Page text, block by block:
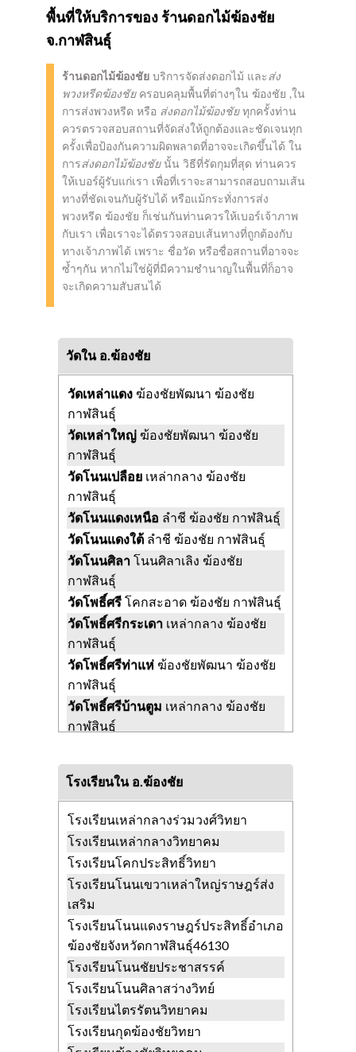
พื้นที่ให้บริการของ ร้านดอกไม้ฆ้องชัย
จ.กาฬสินธุ์
ร้านดอกไม้ฆ้องชัย บริการจัดส่งดอกไม้ และ ส่ง
พวงหรีดฆ้องชัยครอบคลุมพื้นที่ต่างๆใน ฆ้องชัย ,ใน
การส่งพวงหรีด หรือ ส่งดอกไม้ฆ้องชัยทุกครั้งท่าน
ควรตรวจสอบสถานที่จัดส่งให้ถูกต้องและชัดเจนทุก
ครั้งเพื่อป้องกันความผิดพลาดที่อาจจะเกิดขึ้นได้ ใน
การส่งดอกไม้ฆ้องชัยนั้น วิธีที่รัดกุมที่สุด ท่านควร
ให้เบอร์ผู้รับแก่เรา เพื่อที่เราจะสามารถสอบถามเส้น
ทางที่ชัดเจนกับผู้รับได้ หรือแม้กระทั่งการส่ง
พวงหรีด ฆ้องชัย ก็เช่นกันท่านควรให้เบอร์เจ้าภาพ
กับเรา เพื่อเราจะได้ตรวจสอบเส้นทางที่ถูกต้องกับ
ทางเจ้าภาพได้ เพราะ ชื่อวัด หรือชื่อสถานที่อาจจะ
ซ้ำๆกัน หากไม่ใช่ผู้ที่มีความชำนาญในพื้นที่ก็อาจ
จะเกิดความสับสนได้
วัดใน อ.ฆ้องชัย
วัดเหล่าแดง ฆ้องชัยพัฒนา ฆ้องชัย
กาฬสินธุ์
วัดเหล่าใหญ่ ฆ้องชัยพัฒนา ฆ้องชัย
กาฬสินธุ์
วัดโนนเปลือย เหล่ากลาง ฆ้องชัย
กาฬสินธุ์
วัดโนนแดงเหนือ ลำชี ฆ้องชัย กาฬสินธุ์
วัดโนนแดงใต้ ลำชี ฆ้องชัย กาฬสินธุ์
วัดโนนศิลา โนนศิลาเลิง ฆ้องชัย
กาฬสินธุ์
วัดโพธิ์ศรี โคกสะอาด ฆ้องชัย กาฬสินธุ์
วัดโพธิ์ศรีกระเดา เหล่ากลาง ฆ้องชัย
กาฬสินธุ์
วัดโพธิ์ศรีท่าแห่ ฆ้องชัยพัฒนา ฆ้องชัย
กาฬสินธุ์
วัดโพธิ์ศรีบ้านตูม เหล่ากลาง ฆ้องชัย
กาฬสินธุ์
กาฬสินธุ์
วัดโพธิ์ศรีสะอาดโคกสะอาด ฆ้องชัย
กาฬสินธุ์
ฆ้องชัยพัฒนา ฆ้องชัย
ชัย กาฬสินธุ์
วัดทุ่งสว่างสาคร ลำชี ฆ้องชัย กาฬสินธุ์
วัดบวรดิตถาราม(บวรติดถาราม)
โรงเรียนใน อ.ฆ้องชัย
โรงเรียนเหล่ากลางร่วมวงศ์วิทยา
โรงเรียนเหล่ากลางวิทยาคม
โรงเรียนโคกประสิทธิ์วิทยา
โรงเรียนโนนเขวาเหล่าใหญ่ราษฎร์ส่ง
เสริม
โรงเรียนโนนแดงราษฎร์ประสิทธิ์อำเภอ
ฆ้องชัยจังหวัดกาฬสินธุ์46130
โรงเรียนโนนชัยประชาสรรค์
โรงเรียนโนนศิลาสว่างวิทย์
โรงเรียนไตรรัตนวิทยาคม
โรงเรียนกุดฆ้องชัยวิทยา